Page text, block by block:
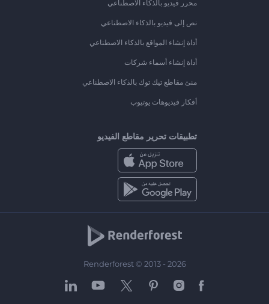
محرر فيديو بالذكاء الاصطناعي
نص إلى فيديو بالذكاء الاصطناعي
أداة إنشاء المواقع بالذكاء الاصطناعي
أداة إنشاء أسماء شركات
منئ مقاطع تيك توك بالذكاء الاصطناعي
أفكار فيديوهات يوتيوب
تطبيقات تحرير مقاطع الفيديو
Renderforest © 2013 - 2026